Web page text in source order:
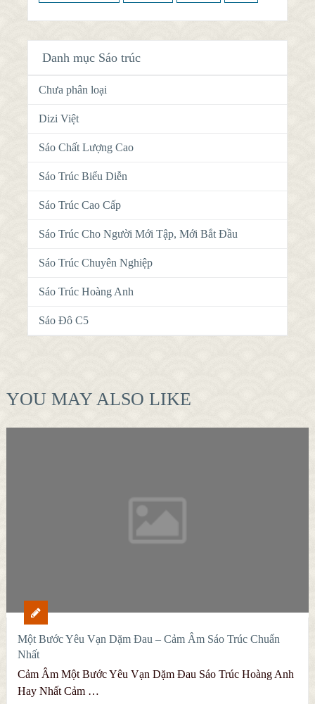
Danh mục Sáo trúc
Chưa phân loại
Dizi Việt
Sáo Chất Lượng Cao
Sáo Trúc Biểu Diễn
Sáo Trúc Cao Cấp
Sáo Trúc Cho Người Mới Tập, Mới Bắt Đầu
Sáo Trúc Chuyên Nghiệp
Sáo Trúc Hoàng Anh
Sáo Đô C5
YOU MAY ALSO LIKE
Một Bước Yêu Vạn Dặm Đau – Cảm Âm Sáo Trúc Chuẩn
Nhất
Cảm Âm Một Bước Yêu Vạn Dặm Đau Sáo Trúc Hoàng Anh
Hay Nhất Cảm …